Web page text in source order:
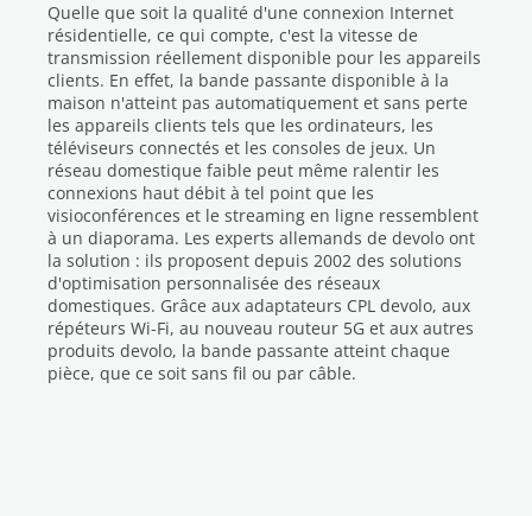
Quelle que soit la qualité d'une connexion Internet
résidentielle, ce qui compte, c'est la vitesse de
transmission réellement disponible pour les appareils
clients. En effet, la bande passante disponible à la
maison n'atteint pas automatiquement et sans perte
les appareils clients tels que les ordinateurs, les
téléviseurs connectés et les consoles de jeux. Un
réseau domestique faible peut même ralentir les
connexions haut débit à tel point que les
visioconférences et le streaming en ligne ressemblent
à un diaporama. Les experts allemands de devolo ont
la solution : ils proposent depuis 2002 des solutions
d'optimisation personnalisée des réseaux
domestiques. Grâce aux adaptateurs CPL devolo, aux
répéteurs Wi-Fi, au nouveau routeur 5G et aux autres
produits devolo, la bande passante atteint chaque
pièce, que ce soit sans fil ou par câble.